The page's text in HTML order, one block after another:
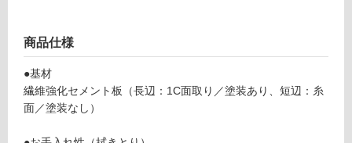
(寒
地
以
商品仕様
●基材
繊維強化セメント板（長辺：1C面取り／塗装あり、短辺：糸
面／塗装なし）